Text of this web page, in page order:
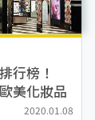
行榜！
美化妝品
2020.01.08